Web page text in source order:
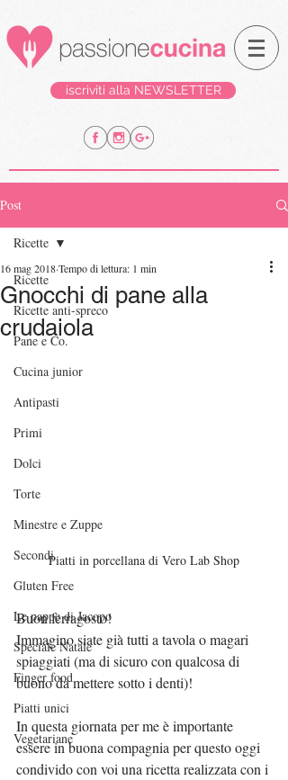
iscriviti alla NEWSLETTER
Post
Ricette
Ricette anti-spreco
Pane e Co.
Cucina junior
Antipasti
Primi
Dolci
Torte
Minestre e Zuppe
Secondi
Gluten Free
Le pappe di Jacopo
Speciale Natale
Finger food
Piatti unici
Vegetariane
Ricette
Gnocchi di pane alla
crudaiola
16 mag 2018Tempo di lettura: 1 min
Piatti in porcellana di Vero Lab Shop
Buon ferragosto!
Immagino siate già tutti a tavola o magari
spiaggiati (ma di sicuro con qualcosa di
buono da mettere sotto i denti)!
In questa giornata per me è importante
essere in buona compagnia per questo oggi
condivido con voi una ricetta realizzata con i